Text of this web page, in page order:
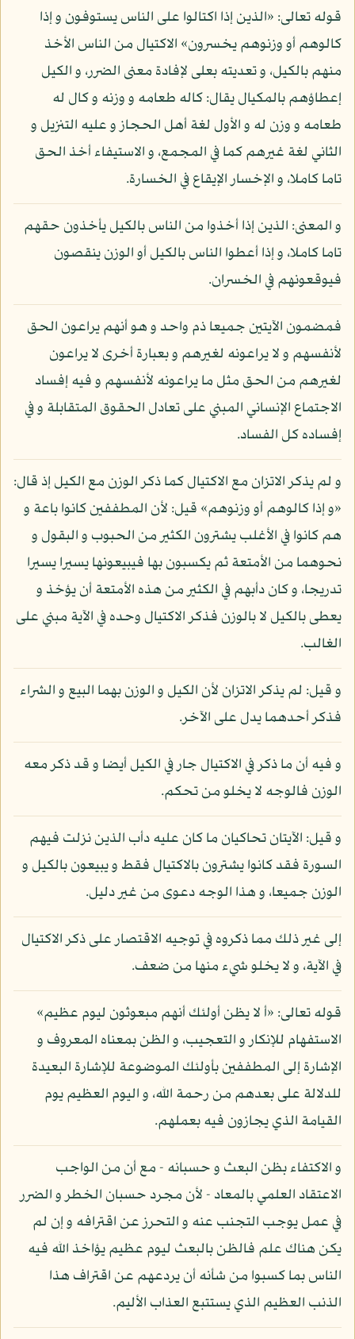
قوله تعالى: «الذين إذا اكتالوا على الناس يستوفون و إذا
كالوهم أو وزنوهم يخسرون» الاكتيال من الناس الأخذ
منهم بالكيل، و تعديته بعلى لإفادة معنى الضرر، و الكيل
إعطاؤهم بالمكيال يقال: كاله طعامه و وزنه و كال له
طعامه و وزن له و الأول لغة أهل الحجاز و عليه التنزيل و
الثاني لغة غيرهم كما في المجمع، و الاستيفاء أخذ الحق
تاما كاملا، و الإخسار الإيقاع في الخسارة.
و المعنى: الذين إذا أخذوا من الناس بالكيل يأخذون حقهم
تاما كاملا، و إذا أعطوا الناس بالكيل أو الوزن ينقصون
فيوقعونهم في الخسران.
فمضمون الآيتين جميعا ذم واحد و هو أنهم يراعون الحق
لأنفسهم و لا يراعونه لغيرهم و بعبارة أخرى لا يراعون
لغيرهم من الحق مثل ما يراعونه لأنفسهم و فيه إفساد
الاجتماع الإنساني المبني على تعادل الحقوق المتقابلة و في
إفساده كل الفساد.
و لم يذكر الاتزان مع الاكتيال كما ذكر الوزن مع الكيل إذ قال:
«و إذا كالوهم أو وزنوهم» قيل: لأن المطففين كانوا باعة و
هم كانوا في الأغلب يشترون الكثير من الحبوب و البقول و
نحوهما من الأمتعة ثم يكسبون بها فيبيعونها يسيرا يسيرا
تدريجا، و كان دأبهم في الكثير من هذه الأمتعة أن يؤخذ و
يعطى بالكيل لا بالوزن فذكر الاكتيال وحده في الآية مبني على
الغالب.
و قيل: لم يذكر الاتزان لأن الكيل و الوزن بهما البيع و الشراء
فذكر أحدهما يدل على الآخر.
و فيه أن ما ذكر في الاكتيال جار في الكيل أيضا و قد ذكر معه
الوزن فالوجه لا يخلو من تحكم.
و قيل: الآيتان تحاكيان ما كان عليه دأب الذين نزلت فيهم
السورة فقد كانوا يشترون بالاكتيال فقط و يبيعون بالكيل و
الوزن جميعا، و هذا الوجه دعوى من غير دليل.
إلى غير ذلك مما ذكروه في توجيه الاقتصار على ذكر الاكتيال
في الآية، و لا يخلو شيء منها من ضعف.
قوله تعالى: «أ لا يظن أولئك أنهم مبعوثون ليوم عظيم»
الاستفهام للإنكار و التعجيب، و الظن بمعناه المعروف و
الإشارة إلى المطففين بأولئك الموضوعة للإشارة البعيدة
للدلالة على بعدهم من رحمة الله، و اليوم العظيم يوم
القيامة الذي يجازون فيه بعملهم.
و الاكتفاء بظن البعث و حسبانه - مع أن من الواجب
الاعتقاد العلمي بالمعاد - لأن مجرد حسبان الخطر و الضرر
في عمل يوجب التجنب عنه و التحرز عن اقترافه و إن لم
يكن هناك علم فالظن بالبعث ليوم عظيم يؤاخذ الله فيه
الناس بما كسبوا من شأنه أن يردعهم عن اقتراف هذا
الذنب العظيم الذي يستتبع العذاب الأليم.